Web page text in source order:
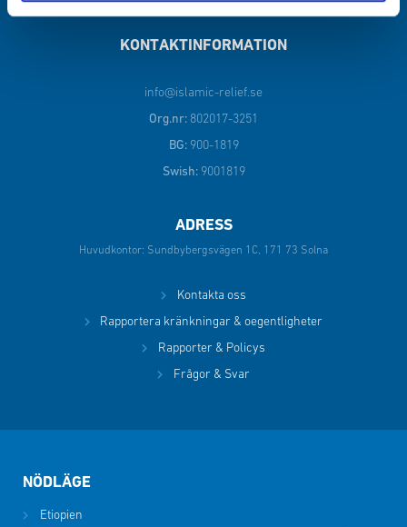
KONTAKTINFORMATION
info@islamic-relief.se
Org.nr: 802017-3251
BG:900-1819
Swish:9001819
ADRESS
Huvudkontor: Sundbybergsvägen 1C, 171 73 Solna
Kontakta oss
Rapportera kränkningar & oegentligheter
Rapporter & Policys
Frågor & Svar
NÖDLÄGE
Etiopien